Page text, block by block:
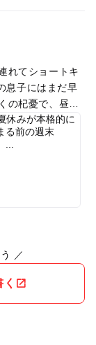
、寝袋に入って
のテ
れてショートキ
の杞憂で、昼寝
々な野菜を収穫
る魚を食べるこ
メンは食べない
で安心でした。
族全員でなん
／